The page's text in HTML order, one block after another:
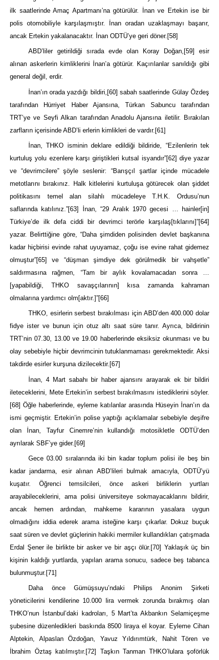
ilk saatlerinde Amaç Apartmanı’na götürülür. İnan ve Ertekin ise bir
polis otomobiliyle karşılaşmıştır. İnan oradan uzaklaşmayı başarır,
ancak Ertekin yakalanacaktır. İnan ODTÜ’ye geri döner. [58]
ABD’liler getirildiği sırada evde olan Koray Doğan, [59]
esir
alınan askerlerin kimliklerini İnan’a götürür. Kaçırılanlar sanıldığı gibi
general değil, erdir.
İnan’ın orada yazdığı bildiri, [60] sabah saatlerinde Gülay Özdeş
tarafından Hürriyet Haber Ajansına, Türkan Sabuncu tarafından
TRT’ye ve Seyfi Alkan tarafından Anadolu Ajansına iletilir. Bırakılan
zarfların içerisinde ABD’li erlerin kimlikleri de vardır. [61]
İnan, THKO isminin deklare edildiği bildiride, “Ezilenlerin tek
kurtuluş yolu ezenlere karşı giriştikleri kutsal isyandır”[62] diye yazar
ve “devrimcilere” şöyle seslenir: “Barışçıl şartlar içinde mücadele
metotlarını bırakınız. Halk kitlelerini kurtuluşa götürecek olan şiddet
politikasını temel alan silahlı mücadeleye T.H.K. Ordusu’nun
saflarında katılınız.”[63]
İnan, “29 Aralık 1970 gecesi … hainler[in]
Türkiye’de ilk defa ciddi bir devrimci terörle karşılaş[tıklarını]”[64]
yazar. Belirttiğine göre, “Daha şimdiden polisinden devlet başkanına
kadar hiçbirisi evinde rahat uyuyamaz, çoğu ise evine rahat gidemez
olmuştur”[65]
ve “düşman şimdiye dek görülmedik bir vahşetle”
saldırmasına rağmen, “Tam bir aylık kovalamacadan sonra …
[yapabildiği, THKO savaşçılarının] kısa zamanda kahraman
olmalarına yardımcı olm[aktır.]”[66]
THKO, esirlerin serbest bırakılması için ABD’den 400.000 dolar
fidye ister ve bunun için otuz altı saat süre tanır. Ayrıca, bildirinin
TRT’nin 07.30, 13.00 ve 19.00 haberlerinde eksiksiz okunması ve bu
olay sebebiyle hiçbir devrimcinin tutuklanmaması gerekmektedir. Aksi
takdirde esirler kurşuna dizilecektir. [67]
İnan, 4 Mart sabahı bir haber ajansını arayarak ek bir bildiri
ileteceklerini, Mete Ertekin’in serbest bırakılmasını istediklerini söyler.
[68] Öğle haberlerinde, eyleme katılanlar arasında Hüseyin İnan’ın da
ismi geçmiştir. Ertekin’in polise yaptığı açıklamalar sebebiyle deşifre
olan İnan, Tayfur Cinemre’nin kullandığı motosikletle ODTÜ’den
ayrılarak SBF’ye gider. [69]
Gece 03.00 sıralarında iki bin kadar toplum polisi ile beş bin
kadar jandarma, esir alınan ABD’lileri bulmak amacıyla, ODTÜ’yü
kuşatır. Öğrenci temsilcileri, önce askeri birliklerin yurtları
arayabileceklerini, ama polisi üniversiteye sokmayacaklarını bildirir,
ancak hemen ardından, mahkeme kararının yasalara uygun
olmadığını iddia ederek arama isteğine karşı çıkarlar. Dokuz buçuk
saat süren ve devlet güçlerinin hakiki mermiler kullandıkları çatışmada
Erdal Şener ile birlikte bir asker ve bir aşçı ölür. [70] Yaklaşık üç bin
kişinin kaldığı yurtlarda, yapılan arama sonucu, sadece beş tabanca
bulunmuştur. [71]
Daha önce Gümüşsuyu’ndaki Philips Anonim Şirketi
yöneticilerini kendilerine 10.000 lira vermek zorunda bırakmış olan
THKO’nun İstanbul’daki kadroları, 5 Mart’ta Akbankın Selamiçeşme
şubesine düzenledikleri baskında 8500 liraya el koyar. Eyleme Cihan
Alptekin, Alpaslan Özdoğan, Yavuz Yıldırımtürk, Nahit Tören ve
İbrahim Öztaş katılmıştır. [72]
Taşkın Tanman THKO’lulara şoförlük